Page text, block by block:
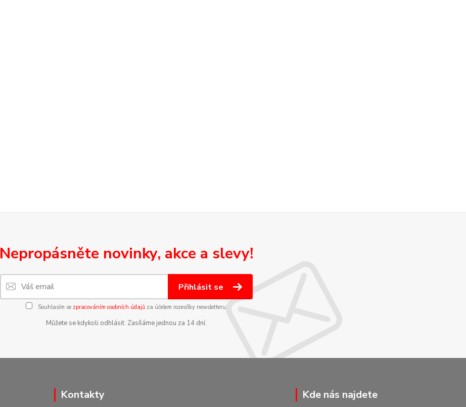
Nepropásněte novinky, akce a slevy!
Přihlásit se
Souhlasím se zpracováním osobních údajůza účelem rozesílky newsletteru.
Můžete se kdykoli odhlásit. Zasíláme jednou za 14 dní.
Kontakty Kde nás najdete